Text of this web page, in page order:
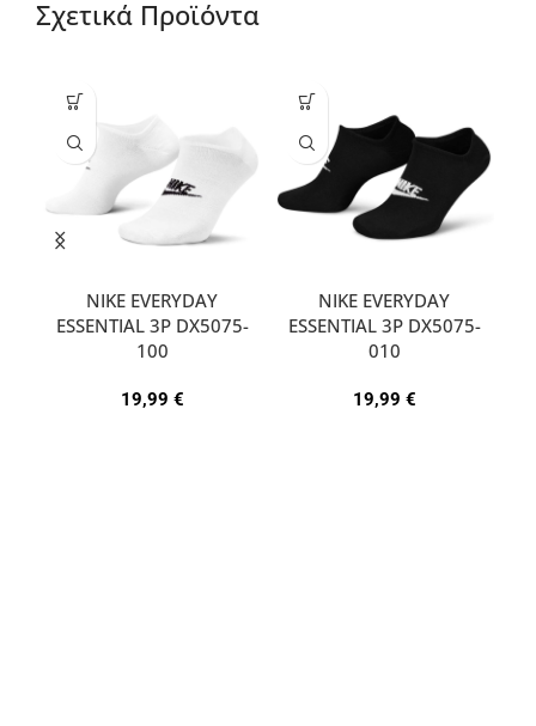
Σχετικά Προϊόντα
NIKE EVERYDAY
ESSENTIAL 3P DX5075-
100
19,99 €
NIKE EVERYDAY
ESSENTIAL 3P DX5075-
010
19,99 €